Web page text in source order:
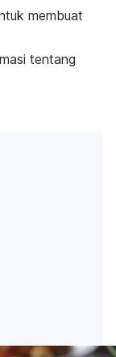
membuat
tentang